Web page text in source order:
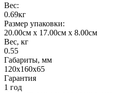
Вес:
0.69кг
Размер упаковки:
20.00см x 17.00см x 8.00см
Вес, кг
0.55
Габариты, мм
120x160x65
Гарантия
1 год